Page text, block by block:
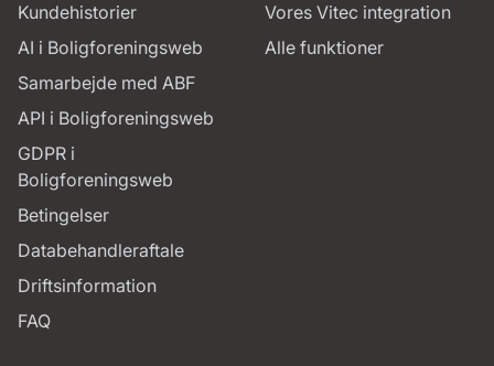
Kundehistorier
AI i Boligforeningsweb
Samarbejde med ABF
API i Boligforeningsweb
GDPR i
Boligforeningsweb
Betingelser
Databehandleraftale
Driftsinformation
FAQ
Vores Vitec integration
Alle funktioner